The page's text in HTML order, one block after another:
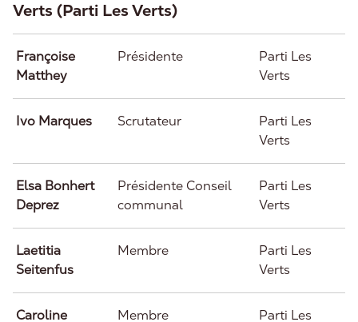
Verts (Parti Les Verts)
Françoise
Matthey
Présidente
Parti Les
Verts
Ivo Marques Scrutateur
Parti Les
Verts
Elsa Bonhert
Deprez
Présidente Conseil
communal
Parti Les
Verts
Laetitia
Seitenfus
Membre
Parti Les
Verts
Caroline
Membre
Parti Les